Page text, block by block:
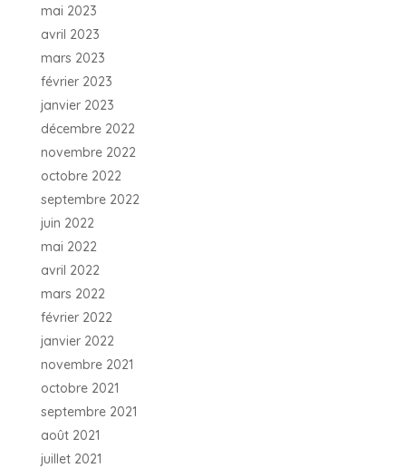
mai 2023
avril 2023
mars 2023
février 2023
janvier 2023
décembre 2022
novembre 2022
octobre 2022
septembre 2022
juin 2022
mai 2022
avril 2022
mars 2022
février 2022
janvier 2022
novembre 2021
octobre 2021
septembre 2021
août 2021
juillet 2021